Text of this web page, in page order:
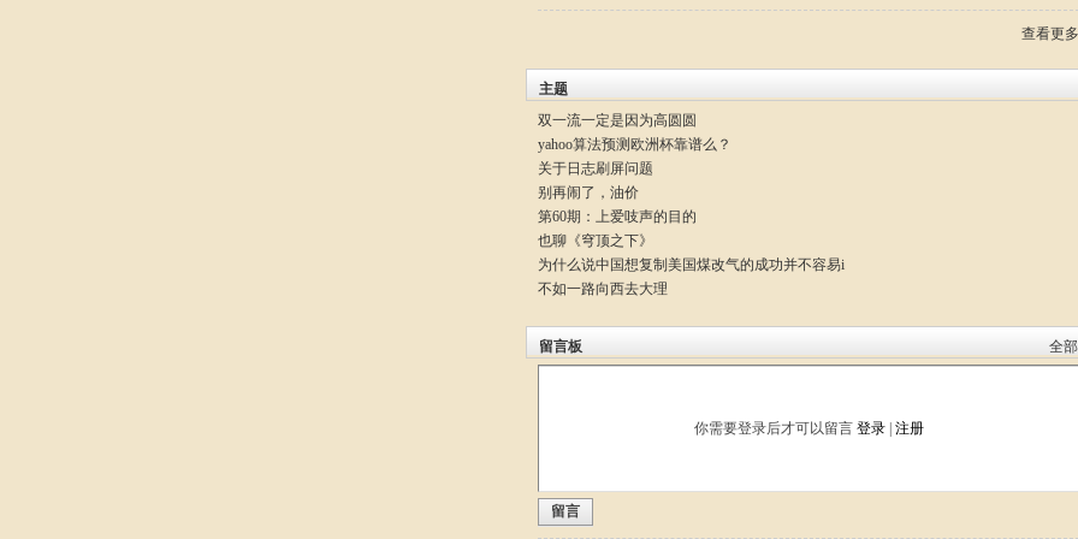
查看更多
主题
双一流一定是因为高圆圆
yahoo算法预测欧洲杯靠谱么？
关于日志刷屏问题
别再闹了，油价
第60期：上爱吱声的目的
也聊《穹顶之下》
为什么说中国想复制美国煤改气的成功并不容易i
不如一路向西去大理
留言板 全部
你需要登录后才可以留言 登录| 注册
留言